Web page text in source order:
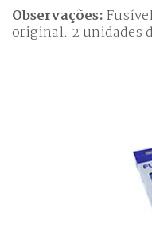
Observações:
original. 2 unidades